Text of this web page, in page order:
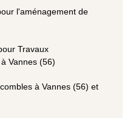
l'aménagement de
Travaux
Vannes (56)
à Vannes (56) et